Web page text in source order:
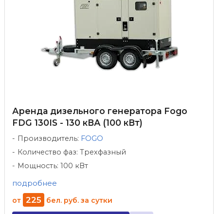
Аренда дизельного генератора Fogo
FDG 130IS - 130 кВА (100 кВт)
Производитель: FOGO
Количество фаз: Трехфазный
Мощность: 100 кВт
подробнее
от 225 бел. руб. за сутки